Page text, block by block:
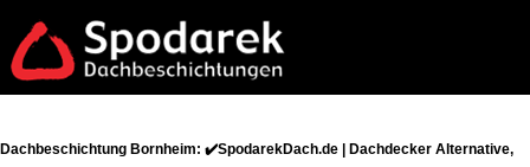
Dachbeschichtung Bornheim: ✔️SpodarekDach.de | Dachdecker Alternative,